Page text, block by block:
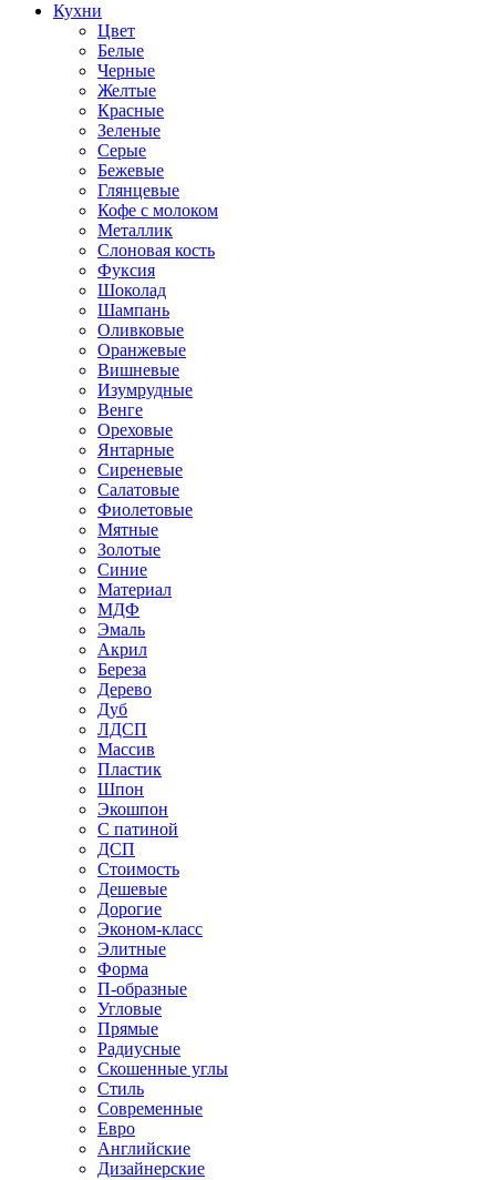
Кухни
Цвет
Белые
Черные
Желтые
Красные
Зеленые
Серые
Бежевые
Глянцевые
Кофе с молоком
Металлик
Слоновая кость
Фуксия
Шоколад
Шампань
Оливковые
Оранжевые
Вишневые
Изумрудные
Венге
Ореховые
Янтарные
Сиреневые
Салатовые
Фиолетовые
Мятные
Золотые
Синие
Материал
МДФ
Эмаль
Акрил
Береза
Дерево
Дуб
ЛДСП
Массив
Пластик
Шпон
Экошпон
С патиной
ДСП
Стоимость
Дешевые
Дорогие
Эконом-класс
Элитные
Форма
П-образные
Угловые
Прямые
Радиусные
Скошенные углы
Стиль
Современные
Евро
Английские
Дизайнерские